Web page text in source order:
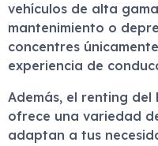
vehículos de alta
mantenimiento o
concentres
experiencia de
Además, el renting del
ofrece una variedad
adaptan a tus